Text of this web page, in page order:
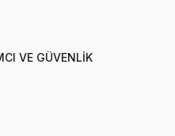
VE GÜVENLİK